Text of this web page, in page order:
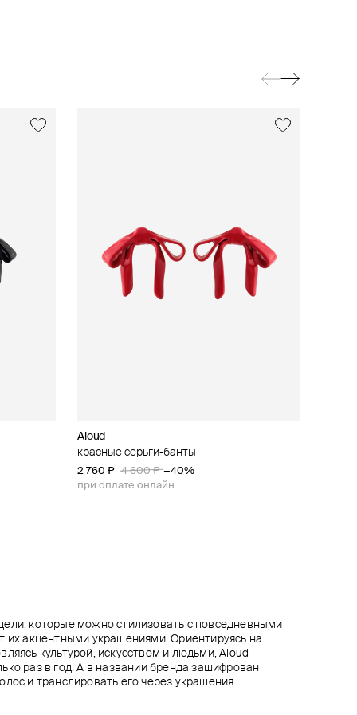
Aloud
красные серьги-банты
2 760 ₽ 4 600 ₽ −40%
при оплате онлайн
R!VER
серьги из серебра с фианитами
3 000 ₽
Aloud
маленькие овальные клипсы
4 050 ₽ 4 500 ₽ −10%
при оплате онлайн
Aloud
серебристые двойные серьги
1 950 ₽ 3 900 ₽ −50%
при оплате онлайн
которые можно стилизовать с повседневными
их акцентными украшениями. Ориентируясь на
культурой, искусством и людьми, Aloud
раз в год. А в названии бренда зашифрован
и транслировать его через украшения.